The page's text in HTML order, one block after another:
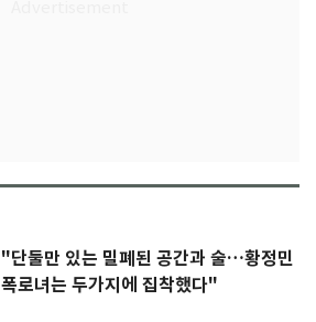
"단둘만 있는 밀폐된 공간과 술…황정민
폭로녀는 두가지에 집착했다"